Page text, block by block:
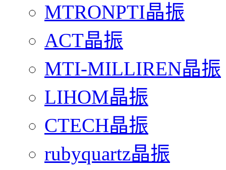
MTRONPTI晶振
ACT晶振
MTI-MILLIREN晶振
LIHOM晶振
CTECH晶振
rubyquartz晶振